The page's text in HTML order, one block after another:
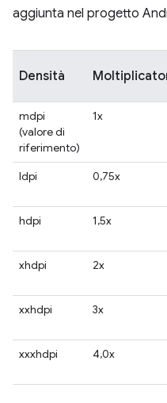
aggiunta nel progetto
Densità
mdpi
(valore di
riferimento)
1x
ldpi 0,75x
hdpi
1,5x
xhdpi
2x
xxhdpi
3x
xxxhdpi
4,0x